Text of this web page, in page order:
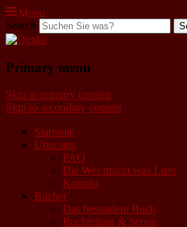
Menu
Qindie
Search
Primary menu
Skip to primary content
Skip to secondary content
Startseite
Über uns
FAQ
Die Wer macht was Liste
Kontakt
Bücher
Das besondere Buch
Buchreihen & Serien